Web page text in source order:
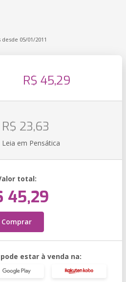
05/01/2011
R$ 45,29
R$ 23,63
Leia em Pensática
total:
45,29
Comprar
estar à venda na: